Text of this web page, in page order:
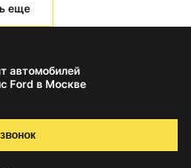
еще
автомобилей
Ford в Москве